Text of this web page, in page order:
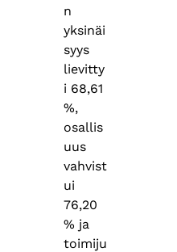
n
yksinäi
syys
lievitty
i 68,61
%,
osallis
uus
vahvist
ui
76,20
% ja
toimiju